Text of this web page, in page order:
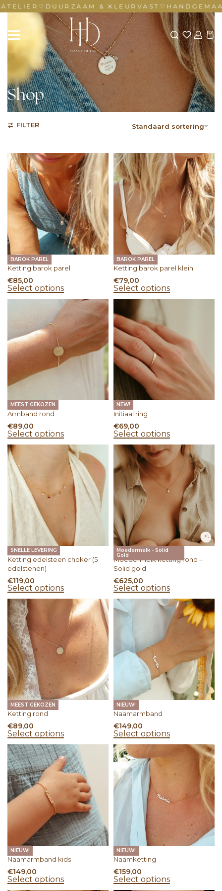
♡DUURZAAM & KLEURVAST♡
Shop
Standaard sortering
FILTER
BAROK PAREL
Ketting barok parel
€85,00
Select options
BAROK PAREL
Ketting barok parel klein
€79,00
Select options
MEEST GEKOZEN
Armband rond
€89,00
Select options
NEW!
Initiaal ring
€69,00
Select options
SNELLE LEVERING
Ketting edelsteen choker (5
edelstenen)
€119,00
Select options
Moedermelk - Solid
Gold
Moedermelk ketting rond –
Solid gold
€625,00
Select options
MEEST GEKOZEN
Ketting rond
€89,00
Select options
NIEUW!
Naamarmband
€149,00
Select options
NIEUW!
Naamarmband kids
€149,00
Select options
NIEUW!
Naamketting
€159,00
Select options